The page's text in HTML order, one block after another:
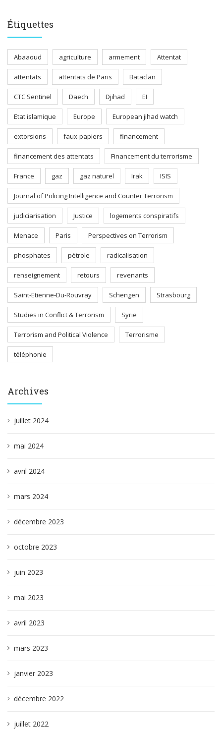
Étiquettes
Abaaoud agriculture armement Attentat
attentats attentats de Paris Bataclan
CTC Sentinel Daech Djihad EI
Etat islamique Europe European jihad watch
extorsions faux-papiers financement
financement des attentats Financement du terrorisme
France gaz gaz naturel Irak ISIS
Journal of Policing Intelligence and Counter Terrorism
judiciarisation Justice logements conspiratifs
Menace Paris Perspectives on Terrorism
phosphates pétrole radicalisation
renseignement retours revenants
Saint-Etienne-Du-Rouvray Schengen Strasbourg
Studies in Conflict & Terrorism Syrie
Terrorism and Political Violence Terrorisme
téléphonie
Archives
juillet 2024
mai 2024
avril 2024
mars 2024
décembre 2023
octobre 2023
juin 2023
mai 2023
avril 2023
mars 2023
janvier 2023
décembre 2022
juillet 2022